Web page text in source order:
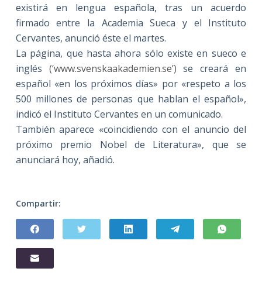
existirá en lengua española, tras un acuerdo
firmado entre la Academia Sueca y el Instituto
Cervantes, anunció éste el martes.
La página, que hasta ahora sólo existe en sueco e
inglés (‘www.svenskaakademien.se’) se creará en
español «en los próximos días» por «respeto a los
500 millones de personas que hablan el español»,
indicó el Instituto Cervantes en un comunicado.
También aparece «coincidiendo con el anuncio del
próximo premio Nobel de Literatura», que se
anunciará hoy, añadió.
Compartir: